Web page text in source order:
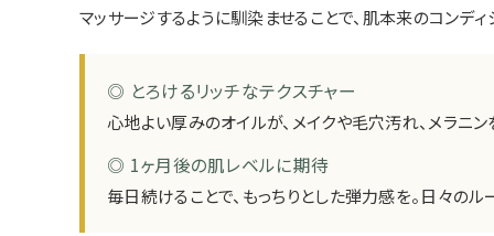
マッサージするように馴染ませることで、肌本来のコンデ
◎ とろけるリッチなテクスチャー
心地よい厚みのオイルが、メイクや毛穴汚れ、メラニ
◎ 1ヶ月後の肌レベルに期待
毎日続けることで、もっちりとした弾力感を。日々の